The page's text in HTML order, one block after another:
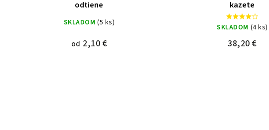
odtiene
SKLADOM (5 ks)
od 2,10 €
kazete
SKLADOM (4 ks)
38,20 €